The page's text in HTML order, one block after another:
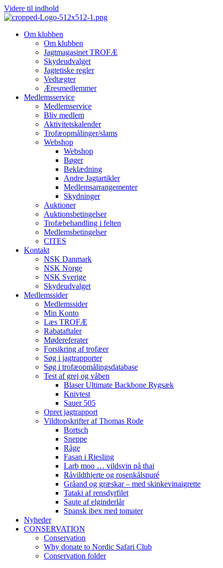
Videre til indhold
Om klubben
Om klubben
Jagtmagasinet TROFÆ
Skydeudvalget
Jagtetiske regler
Vedtægter
Æresmedlemmer
Medlemsservice
Medlemservice
Bliv medlem
Aktivitetskalender
Trofæopmålinger/slams
Webshop
Webshop
Bøger
Beklædning
Andre Jagtartikler
Medlemsarrangementer
Skydninger
Auktioner
Auktionsbetingelser
Trofæbehandling i felten
Medlemsbetingelser
CITES
Kontakt
NSK Danmark
NSK Norge
NSK Sverige
Skydeudvalget
Medlemssider
Medlemssider
Min Konto
Læs TROFÆ
Rabataftaler
Mødereferater
Forsikring af trofæer
Søg i jagtrapporter
Søg i trofæopmålingsdatabase
Test af grej og våben
Blaser Ultimate Backbone Rygsæk
Knivtest
Sauer 505
Opret jagtrapport
Vildtopskrifter af Thomas Rode
Bortsch
Sneppe
Råge
Fasan i Riesling
Larb moo … vildsvin på thai
Råvildthjerte og rosenkålspuré
Gråand og græskar – med skinkevinaigrette
Tataki af rensdyrfilet
Saute af elginderlår
Spansk ibex med tomater
Nyheder
CONSERVATION
Conservation
Why donate to Nordic Safari Club
Conservation folder